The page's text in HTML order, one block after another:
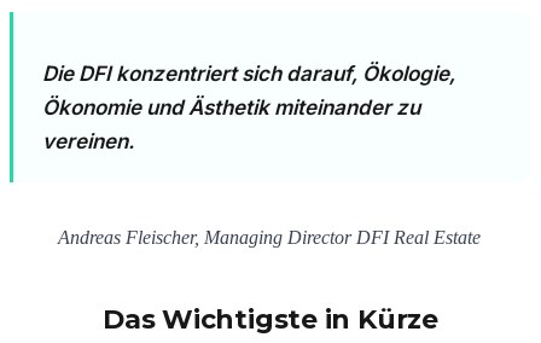
Die DFI konzentriert sich darauf, Ökologie,
Ökonomie und Ästhetik miteinander zu
vereinen.
Andreas Fleischer, Managing Director DFI Real Estate
Das Wichtigste in Kürze